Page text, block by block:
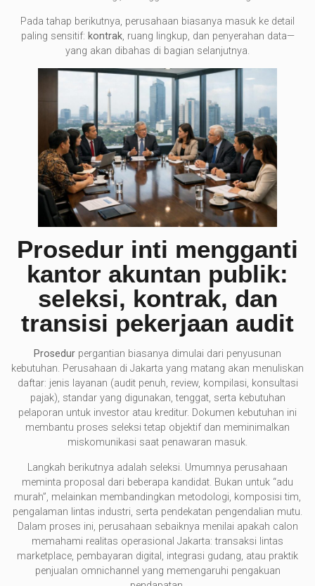
Pada tahap berikutnya, perusahaan biasanya masuk ke detail
paling sensitif: kontrak, ruang lingkup, dan penyerahan data—
yang akan dibahas di bagian selanjutnya.
Prosedur inti mengganti
kantor akuntan publik:
seleksi, kontrak, dan
transisi pekerjaan audit
Prosedur pergantian biasanya dimulai dari penyusunan
kebutuhan. Perusahaan di Jakarta yang matang akan menuliskan
daftar: jenis layanan (audit penuh, review, kompilasi, konsultasi
pajak), standar yang digunakan, tenggat, serta kebutuhan
pelaporan untuk investor atau kreditur. Dokumen kebutuhan ini
membantu proses seleksi tetap objektif dan meminimalkan
miskomunikasi saat penawaran masuk.
Langkah berikutnya adalah seleksi. Umumnya perusahaan
meminta proposal dari beberapa kandidat. Bukan untuk “adu
murah”, melainkan membandingkan metodologi, komposisi tim,
pengalaman lintas industri, serta pendekatan pengendalian mutu.
Dalam proses ini, perusahaan sebaiknya menilai apakah calon
memahami realitas operasional Jakarta: transaksi lintas
marketplace, pembayaran digital, integrasi gudang, atau praktik
penjualan omnichannel yang memengaruhi pengakuan